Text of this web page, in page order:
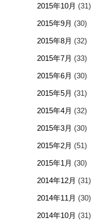
2015年10月 (31)
2015年9月 (30)
2015年8月 (32)
2015年7月 (33)
2015年6月 (30)
2015年5月 (31)
2015年4月 (32)
2015年3月 (30)
2015年2月 (51)
2015年1月 (30)
2014年12月 (31)
2014年11月 (30)
2014年10月 (31)